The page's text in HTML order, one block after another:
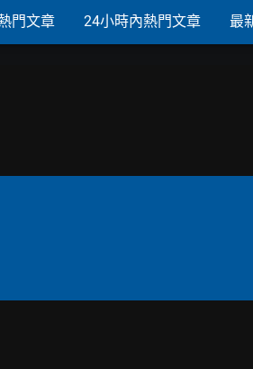
門文章 24小時內熱門文章 最